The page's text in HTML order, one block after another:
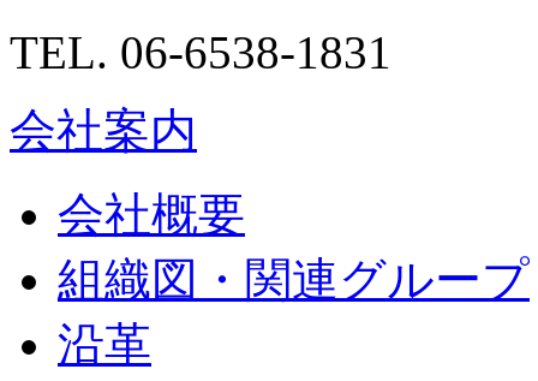
TEL. 06-6538-1831
会社案内
会社概要
組織図・関連グループ
沿革